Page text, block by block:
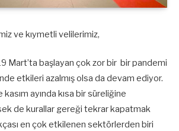
ve kıymetli velilerimiz,
Mart’ta başlayan çok zor bir bir pandemi
etkileri azalmış olsa da devam ediyor.
ayında kısa bir süreliğine
de kurallar gereği tekrar kapatmak
en çok etkilenen sektörlerden biri